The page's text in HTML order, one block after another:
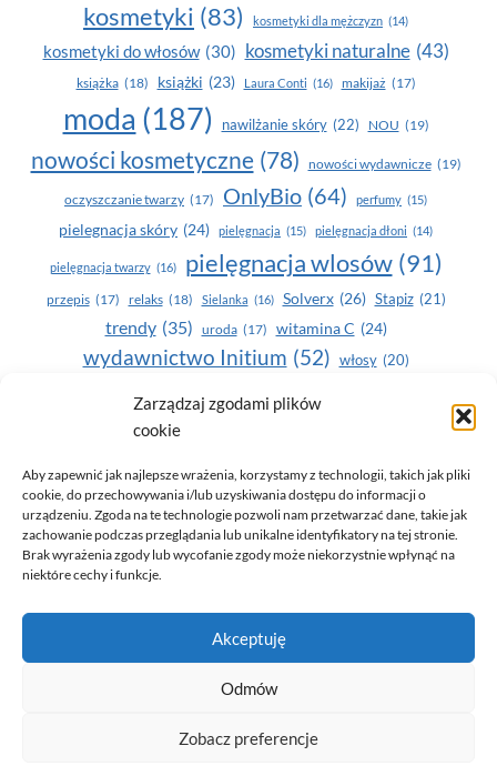
Zarządzaj zgodami plików
cookie
Aby zapewnić jak najlepsze wrażenia, korzystamy z technologii, takich jak pliki
cookie, do przechowywania i/lub uzyskiwania dostępu do informacji o
urządzeniu. Zgoda na te technologie pozwoli nam przetwarzać dane, takie jak
zachowanie podczas przeglądania lub unikalne identyfikatory na tej stronie.
Brak wyrażenia zgody lub wycofanie zgody może niekorzystnie wpłynąć na
niektóre cechy i funkcje.
Akceptuję
Odmów
Zobacz preferencje
kosmetyki (83) kosmetyki dla mężczyzn (14)
kosmetyki do włosów (30) kosmetyki naturalne (43)
książka (18) książki (23) Laura Conti (16) makijaż (17)
moda (187) nawilżanie skóry (22) NOU (19)
nowości kosmetyczne (78) nowości wydawnicze (19)
oczyszczanie twarzy (17) OnlyBio (64) perfumy (15)
pielegnacja skóry (24) pielęgnacja (15) pielęgnacja dłoni (14)
pielęgnacja twarzy (16) pielęgnacja wlosów (91)
przepis (17) relaks (18) Sielanka (16) Solverx (26) Stapiz (21)
trendy (35) uroda (17) witamina C (24)
wydawnictwo Initium (52) włosy (20)
Yasumi(164) zdrowe zęby
zdrowie
© 2026 Only You - portal dla kobiet (uroda, moda, zdrowie)
opracowanie:AZDOBRESTRONY
Polityka prywatności i RODO